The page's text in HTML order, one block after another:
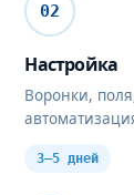
02
Настройка
Воронки,
3–5 дней